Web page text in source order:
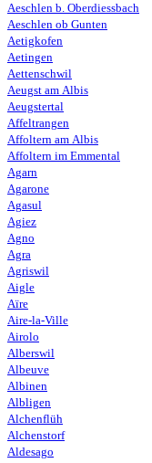
Aeschlen b. Oberdiessbach
Aeschlen ob Gunten
Aetigkofen
Aetingen
Aettenschwil
Aeugst am Albis
Aeugstertal
Affeltrangen
Affoltern am Albis
Affoltern im Emmental
Agarn
Agarone
Agasul
Agiez
Agno
Agra
Agriswil
Aigle
Aïre
Aire-la-Ville
Airolo
Alberswil
Albeuve
Albinen
Albligen
Alchenflüh
Alchenstorf
Aldesago